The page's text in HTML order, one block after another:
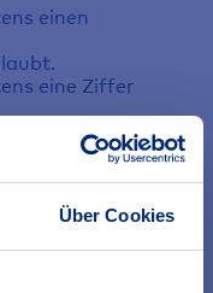
Über Cookies
einen
eine Ziffer
ist erlaubt.
Passwort ihren
"BGV".